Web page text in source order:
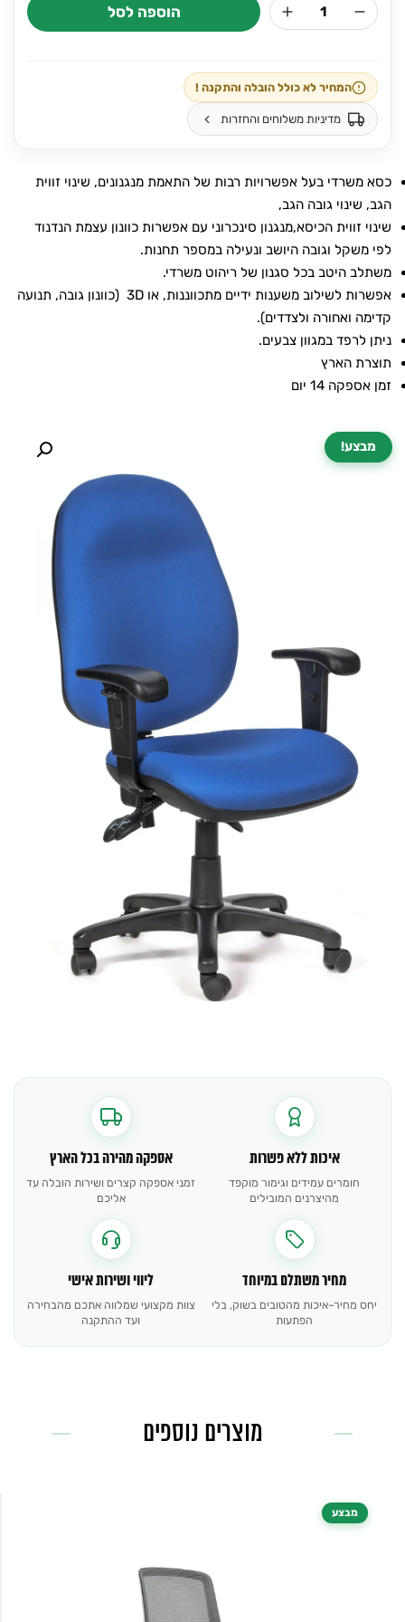
היה:
₪1,120.
הוא:
₪799.
כמות
עבודה
ורטיגו
–
הוספה לסל
המחיר לא כולל הובלה והתקנה !
מדיניות משלוחים והחזרות
כסא משרדי בעל אפשרויות רבות של התאמת מנגנונים, שינוי זווית
הגב, שינוי גובה הגב,
שינוי זווית הכיסא,מנגנון סינכרוני עם אפשרות כוונון עצמת הנדנוד
לפי משקל וגובה היושב ונעילה במספר תחנות.
משתלב היטב בכל סגנון של ריהוט משרדי.
אפשרות לשילוב משענות ידיים מתכווננות, או 3D (כוונון גובה, תנועה
קדימה ואחורה ולצדדים).
ניתן לרפד במגוון צבעים.
תוצרת הארץ
זמן אספקה 14 יום
מבצע!
איכות ללא פשרות
חומרים עמידים וגימור מוקפד
מהיצרנים המובילים
אספקה מהירה בכל הארץ
זמני אספקה קצרים ושירות הובלה עד
אליכם
מחיר משתלם במיוחד
יחס מחיר–איכות מהטובים בשוק, בלי
הפתעות
ליווי ושירות אישי
צוות מקצועי שמלווה אתכם מהבחירה
ועד ההתקנה
מוצרים נוספים
מבצע